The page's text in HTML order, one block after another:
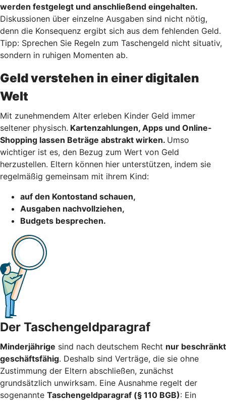
werden festgelegt und anschließend eingehalten.
Diskussionen über einzelne Ausgaben sind nicht nötig,
denn die Konsequenz ergibt sich aus dem fehlenden Geld.
Tipp: Sprechen Sie Regeln zum Taschengeld nicht situativ,
sondern in ruhigen Momenten ab.
Geld verstehen in einer digitalen
Welt
Mit zunehmendem Alter erleben Kinder Geld immer
seltener physisch. Kartenzahlungen, Apps und Online-
Shopping lassen Beträge abstrakt wirken. Umso
wichtiger ist es, den Bezug zum Wert von Geld
herzustellen. Eltern können hier unterstützen, indem sie
regelmäßig gemeinsam mit ihrem Kind:
auf den Kontostand schauen,
Ausgaben nachvollziehen,
Budgets besprechen.
Der Taschengeldparagraf
Minderjährige sind nach deutschem Recht nur beschränkt
geschäftsfähig. Deshalb sind Verträge, die sie ohne
Zustimmung der Eltern abschließen, zunächst
grundsätzlich unwirksam. Eine Ausnahme regelt der
sogenannte Taschengeldparagraf (§ 110 BGB): Ein